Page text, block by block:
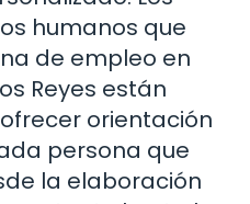
humanos que
de empleo en
Reyes están
orientación
persona que
la elaboración